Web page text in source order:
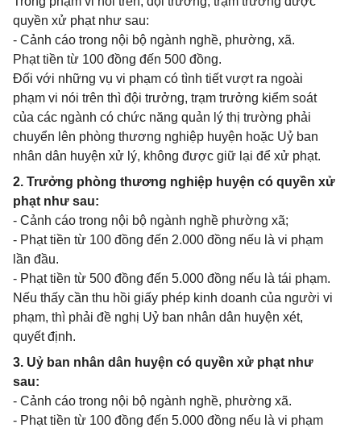
quyền xử phạt như sau:
- Cảnh cáo trong nội bộ ngành nghề, phường, xã.
Phạt tiền từ 100 đồng đến 500 đồng.
Đối với những vụ vi phạm có tình tiết vượt ra ngoài
phạm vi nói trên thì đội trưởng, trạm trưởng kiểm soát
của các ngành có chức năng quản lý thị trường phải
chuyển lên phòng thương nghiệp huyện hoặc Uỷ ban
nhân dân huyện xử lý, không được giữ lại để xử phạt.
2. Trưởng phòng thương nghiệp huyện có quyền xử
phạt như sau:
- Cảnh cáo trong nội bộ ngành nghề phường xã;
- Phạt tiền từ 100 đồng đến 2.000 đồng nếu là vi phạm
lần đầu.
- Phạt tiền từ 500 đồng đến 5.000 đồng nếu là tái phạm.
Nếu thấy cần thu hồi giấy phép kinh doanh của người vi
phạm, thì phải đề nghị Uỷ ban nhân dân huyện xét,
quyết định.
3. Uỷ ban nhân dân huyện có quyền xử phạt như
sau:
- Cảnh cáo trong nội bộ ngành nghề, phường xã.
- Phạt tiền từ 100 đồng đến 5.000 đồng nếu là vi phạm